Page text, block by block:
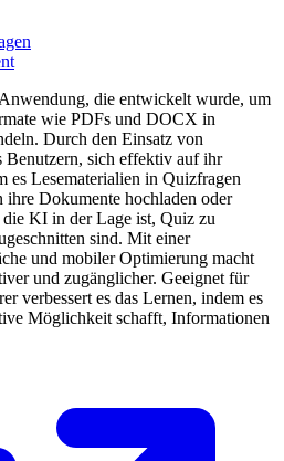
die entwickelt wurde, um
wie PDFs und DOCX in
Durch den Einsatz von
sich effektiv auf ihr
es Lesematerialien in Quizfragen
Dokumente hochladen oder
KI in der Lage ist, Quiz zu
sind. Mit einer
und mobiler Optimierung macht
und zugänglicher. Geeignet für
verbessert es das Lernen, indem es
Möglichkeit schafft, Informationen